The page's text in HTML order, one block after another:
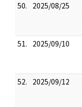
50.
2025/08/25
51.
2025/09/10
52.
2025/09/12